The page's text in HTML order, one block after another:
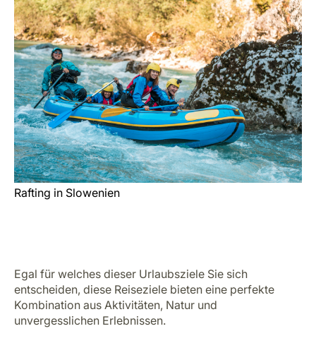
Rafting in Slowenien
Egal für welches dieser Urlaubsziele Sie sich
entscheiden, diese Reiseziele bieten eine perfekte
Kombination aus Aktivitäten, Natur und
unvergesslichen Erlebnissen.